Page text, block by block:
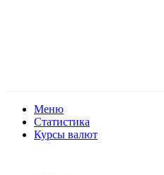
Меню
Статистика
Курсы валют